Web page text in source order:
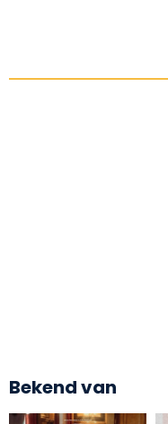
Bekend van